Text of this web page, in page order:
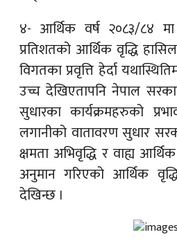
४- आर्थिक वर्ष २०८३/८४
प्रतिशतको आर्थिक वृद्धि
विगतका प्रवृत्ति हेर्दा
उच्च देखिएतापनि नेपाल
सुधारका कार्यक्रमहरुको
लगानीको वातावरण सुधार
क्षमता अभिवृद्धि र वाह्य
अनुमान गरिएको आर्थिक
देखिन्छ ।